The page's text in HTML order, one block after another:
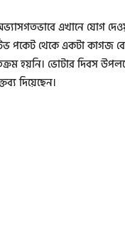
এখানে যোগ
পকেট থেকে একটা কাগজ
হয়নি। ভোটার দিবস
দিয়েছেন।